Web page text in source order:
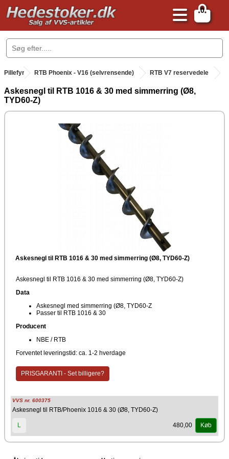
0
.
Pillefyr . RTB Phoenix - V16 (selvrensende) RTB V7 reservedele
Askesnegl til RTB 1016 & 30 med simmerring (Ø8,
TYD60-Z)
Askesnegl til RTB 1016 & 30 med simmerring (Ø8, TYD60-Z)
Askesnegl til RTB 1016 & 30 med simmerring (Ø8, TYD60-Z)
Data
Askesnegl med simmerring (Ø8, TYD60-Z
Passer til RTB 1016 & 30
Producent
NBE / RTB
Forventet leveringstid: ca. 1-2 hverdage
PRISGARANTI - Set billigere?
VVS nr. 600375
Askesnegl til RTB/Phoenix 1016 & 30 (Ø8, TYD60-Z)
L 480,00 Køb